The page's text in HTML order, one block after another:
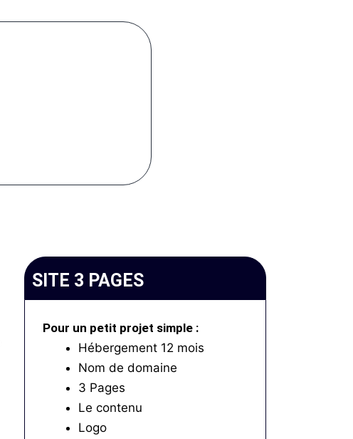
SITE 3 PAGES
Pour un petit projet simple :
Hébergement 12 mois
Nom de domaine
3 Pages
Le contenu
Logo